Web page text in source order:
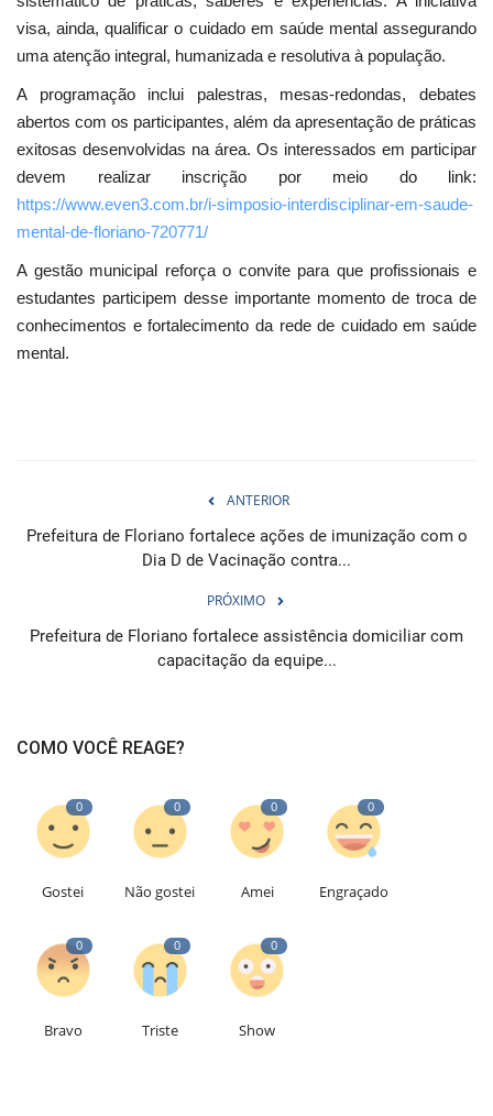
visa, ainda, qualificar o cuidado em saúde mental assegurando
uma atenção integral, humanizada e resolutiva à população.
A programação inclui palestras, mesas-redondas, debates
abertos com os participantes, além da apresentação de práticas
exitosas desenvolvidas na área. Os interessados em participar
devem realizar inscrição por meio do link:
https://www.even3.com.br/i-simposio-interdisciplinar-em-saude-
mental-de-floriano-720771/
A gestão municipal reforça o convite para que profissionais e
estudantes participem desse importante momento de troca de
conhecimentos e fortalecimento da rede de cuidado em saúde
mental.
ANTERIOR
Prefeitura de Floriano fortalece ações de imunização com o
Dia D de Vacinação contra...
PRÓXIMO
Prefeitura de Floriano fortalece assistência domiciliar com
capacitação da equipe...
COMO VOCÊ REAGE?
0
Gostei
0
Não gostei
0
Amei
0
Engraçado
0
Bravo
0
Triste
0
Show